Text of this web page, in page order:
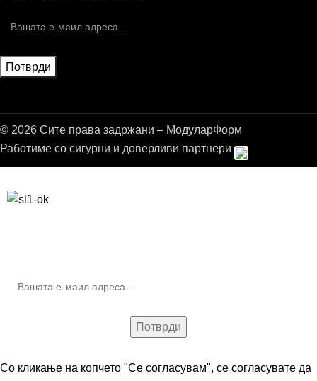
© 2026 Сите права задржани – МодуларФорм
Работиме со сигурни и доверливи партнери
Со кликање на копчето "Се согласувам", се согласувате да